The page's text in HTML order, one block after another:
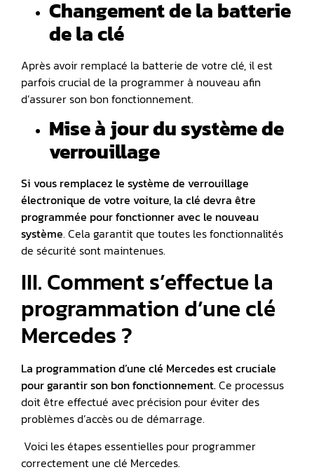
Changement de la batterie
de la clé
Après avoir remplacé la batterie de votre clé, il est
parfois crucial de la programmer à nouveau afin
d’assurer son bon fonctionnement.
Mise à jour du système de
verrouillage
Si vous remplacez le système de verrouillage
électronique de votre voiture, la clé devra être
programmée pour fonctionner avec le nouveau
système. Cela garantit que toutes les fonctionnalités
de sécurité sont maintenues.
III. Comment s’effectue la
programmation d’une clé
Mercedes ?
La programmation d’une clé Mercedes est cruciale
pour garantir son bon fonctionnement.Ce processus
doit être effectué avec précision pour éviter des
problèmes d’accès ou de démarrage.
Voici les étapes essentielles pour programmer
correctement une clé Mercedes.